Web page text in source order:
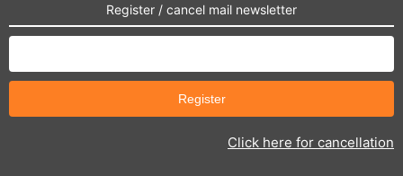
Register / cancel mail newsletter
Click here for cancellation